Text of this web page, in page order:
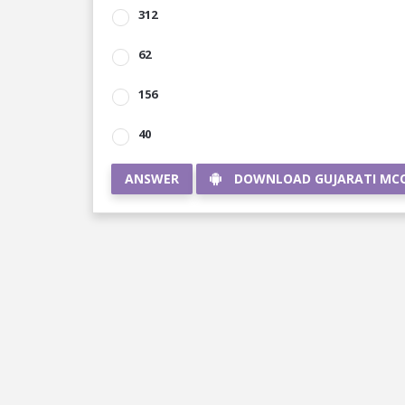
312
62
156
40
ANSWER DOWNLOAD GUJARATI